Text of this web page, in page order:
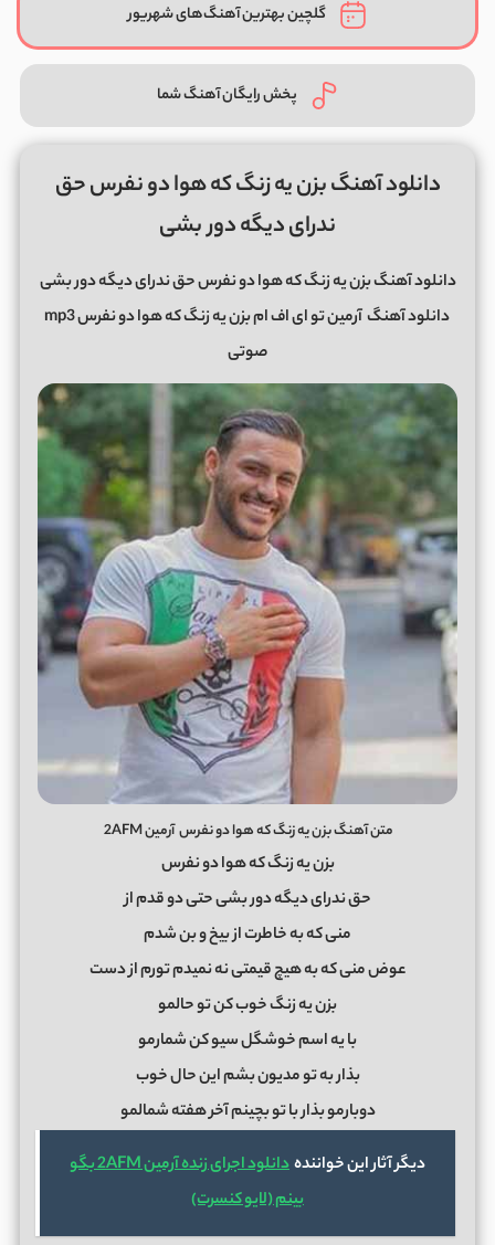
گلچین بهترین آهنگ‌های شهریور
پخش رایگان آهنگ شما
دانلود آهنگ بزن یه زنگ که هوا دو نفرس حق
ندرای دیگه دور بشی
دانلود آهنگ بزن یه زنگ که هوا دو نفرس حق ندرای دیگه دور بشی
دانلود آهنگ
آرمین تو ای اف ام بزن یه زنگ که هوا دو نفرس mp3
صوتی
متن آهنگ بزن یه زنگ که هوا دو نفرسآرمین 2AFM
بزن یه زنگ که هوا دو نفرس
حق ندرای دیگه دور بشی حتی دو قدم از
منی که به خاطرت از بیخ و بن شدم
عوض منی که به هیچ قیمتی نه نمیدم تورم از دست
بزن یه زنگ خوب کن تو حالمو
با یه اسم خوشگل سیو کن شمارمو
بذار به تو مدیون بشم این حال خوب
دوبارمو بذار با تو بچینم آخر هفته شمالمو
دیگر آثار این خواننده
دانلود اجرای زنده آرمین 2AFM بگو
بینم (لایو کنسرت)